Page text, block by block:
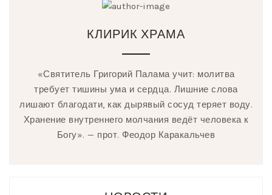
КЛИРИК ХРАМА
«Святитель Григорий Палама учит: молитва
требует тишины ума и сердца. Лишние слова
лишают благодати, как дырявый сосуд теряет воду.
Хранение внутреннего молчания ведёт человека к
Богу». — прот. Феодор Каракальчев